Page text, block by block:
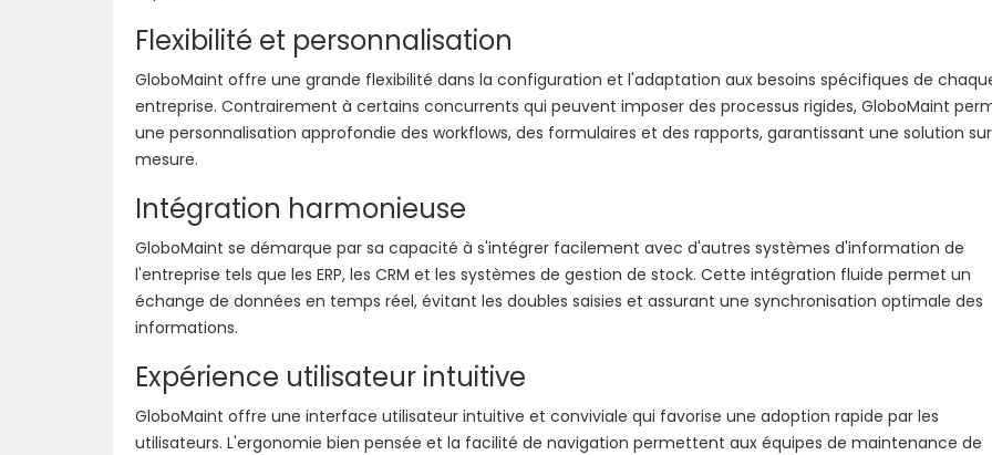
Flexibilité et personnalisation
GloboMaint offre une grande flexibilité dans la configuration et l'adaptation aux besoins spécifiques de
entreprise. Contrairement à certains concurrents qui peuvent imposer des processus rigides, GloboMaint
une personnalisation approfondie des workflows, des formulaires et des rapports, garantissant une solution sur
mesure.
Intégration harmonieuse
GloboMaint se démarque par sa capacité à s'intégrer facilement avec d'autres systèmes d'information de
l'entreprise tels que les ERP, les CRM et les systèmes de gestion de stock. Cette intégration fluide permet un
échange de données en temps réel, évitant les doubles saisies et assurant une synchronisation optimale des
informations.
Expérience utilisateur intuitive
GloboMaint offre une interface utilisateur intuitive et conviviale qui favorise une adoption rapide par les
utilisateurs. L'ergonomie bien pensée et la facilité de navigation permettent aux équipes de maintenance de